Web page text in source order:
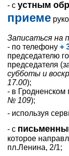
- с устным
приеме
Записаться на
- по телефону +
председателю
председателя (
субботы и
17.00);
- в Гродненском
№ 109);
- используя
- с
которое
пл.Ленина, 2/1;